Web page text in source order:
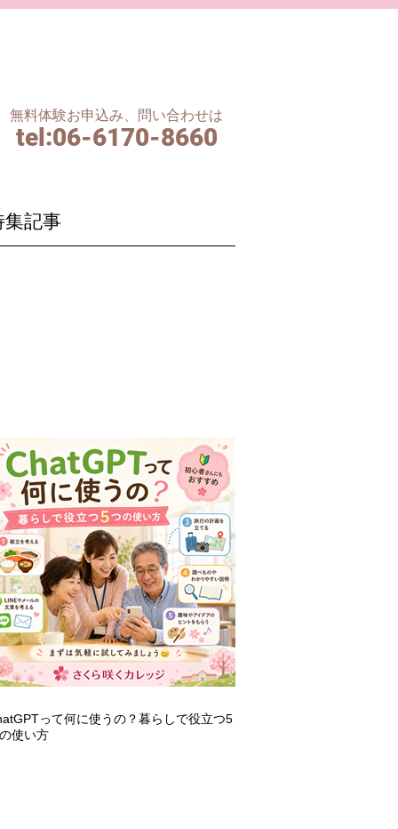
無料体験お申込み、問い合わせは
tel:06-6170-8660
集記事
って何に使うの？暮らしで役立つ5
使い方